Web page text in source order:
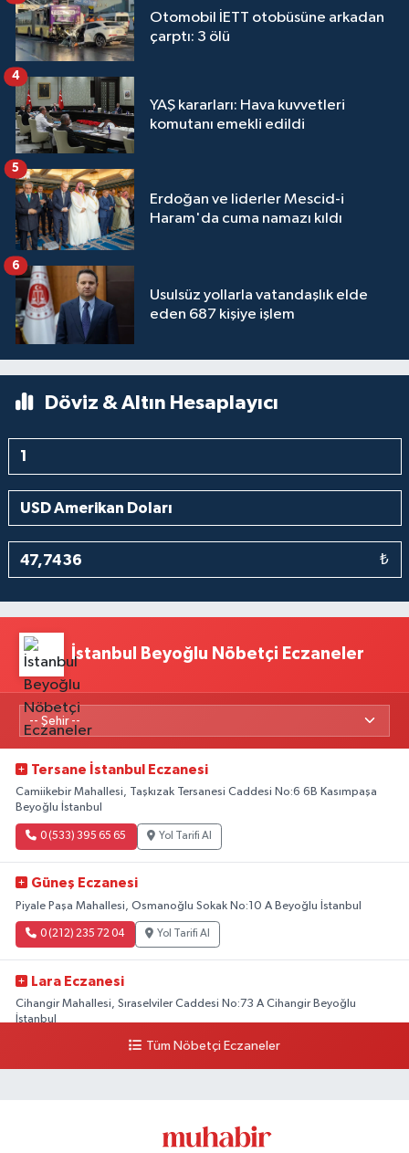
Otomobil İETT otobüsüne arkadan
çarptı: 3 ölü
YAŞ kararları: Hava kuvvetleri
komutanı emekli edildi
4
Erdoğan ve liderler Mescid-i
Haram'da cuma namazı kıldı
5
Usulsüz yollarla vatandaşlık elde
eden 687 kişiye işlem
6
Döviz & Altın Hesaplayıcı
₺
İstanbul Beyoğlu Nöbetçi Eczaneler
Tersane İstanbul Eczanesi
Camiikebir Mahallesi, Taşkızak Tersanesi Caddesi No:6 6B Kasımpaşa
Beyoğlu İstanbul
0 (533) 395 65 65 Yol Tarifi Al
Güneş Eczanesi
Piyale Paşa Mahallesi, Osmanoğlu Sokak No:10 A Beyoğlu İstanbul
0 (212) 235 72 04 Yol Tarifi Al
Lara Eczanesi
Cihangir Mahallesi, Sıraselviler Caddesi No:73 A Cihangir Beyoğlu
İstanbul
Yol Tarifi Al
Tüm Nöbetçi Eczaneler